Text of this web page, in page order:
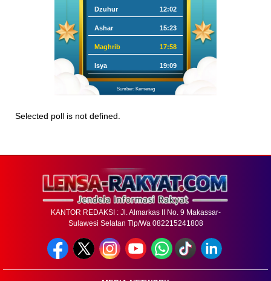
Dzuhur 12:02
Ashar 15:23
Maghrib 17:58
Isya 19:09
Sumber: Kemenag
Selected poll is not defined.
KANTOR REDAKSI : Jl. Almarkas II No. 9 Makassar-
Sulawesi Selatan Tlp/Wa 082215241808